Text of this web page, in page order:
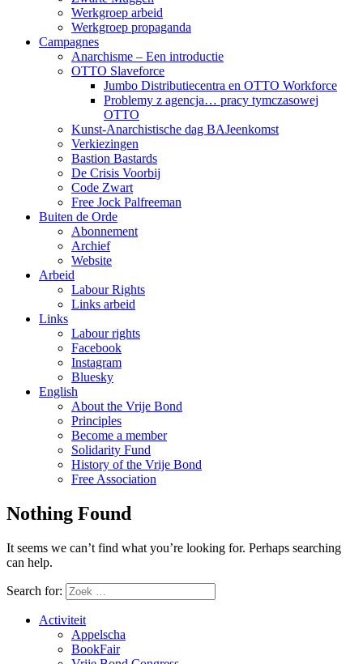
Werkgroep arbeid
Werkgroep propaganda
Campagnes
Anarchisme – Een introductie
OTTO Slaveforce
Jumbo Distributiecentra en OTTO Workforce
Problemy z agencja… pracy tymczasowej
OTTO
Kunst-Anarchistische dag BAJeenkomst
Verkiezingen
Bastion Bastards
De Crisis Voorbij
Code Zwart
Free Jock Palfreeman
Buiten de Orde
Abonnement
Archief
Website
Arbeid
Labour Rights
Links arbeid
Links
Labour rights
Facebook
Instagram
Bluesky
English
About the Vrije Bond
Principles
Become a member
Solidarity Fund
History of the Vrije Bond
Free Association
Nothing Found
It seems we can’t find what you’re looking for. Perhaps searching
can help.
Search for:
Activiteit
Appelscha
BookFair